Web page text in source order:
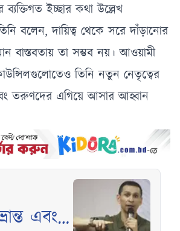
ইচ্ছার কথা উল্লেখ
বলেন, দায়িত্ব থেকে সরে দাঁড়ানোর
বাস্তবতায় তা সম্ভব নয়। আওয়ামী
তিনি নতুন নেতৃত্বের
তরুণদের এগিয়ে আসার আহ্বান
এবং